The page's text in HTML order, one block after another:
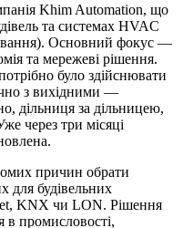
Khim Automation, що
та системах HVAC
Основний фокус —
та мережеві рішення.
було здійснювати
з вихідними —
дільниця за дільницею,
через три місяці
причин обрати
для будівельних
KNX чи LON. Рішення
в промисловості,